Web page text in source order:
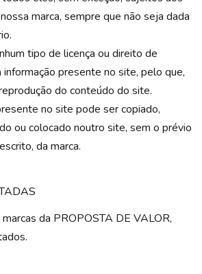
marca, sempre que não seja dada
tipo de licença ou direito de
presente no site, pelo que,
do conteúdo do site.
no site pode ser copiado,
ou colocado noutro site, sem o prévio
da marca.
da PROPOSTA DE VALOR,